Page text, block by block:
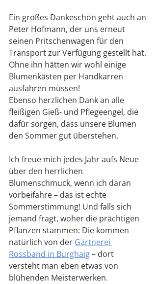
Ein großes Dankeschön geht auch an
Peter Hofmann, der uns erneut
seinen Pritschenwagen für den
Transport zur Verfügung gestellt hat.
Ohne ihn hätten wir wohl einige
Blumenkästen per Handkarren
ausfahren müssen!
Ebenso herzlichen Dank an alle
fleißigen Gieß- und Pflegeengel, die
dafür sorgen, dass unsere Blumen
den Sommer gut überstehen.
Ich freue mich jedes Jahr aufs Neue
über den herrlichen
Blumenschmuck, wenn ich daran
vorbeifahre – das ist echte
Sommerstimmung! Und falls sich
jemand fragt, woher die prächtigen
Pflanzen stammen: Die kommen
natürlich von der Gärtnerei
Rossband in Burghaig – dort
versteht man eben etwas von
blühenden Meisterwerken.